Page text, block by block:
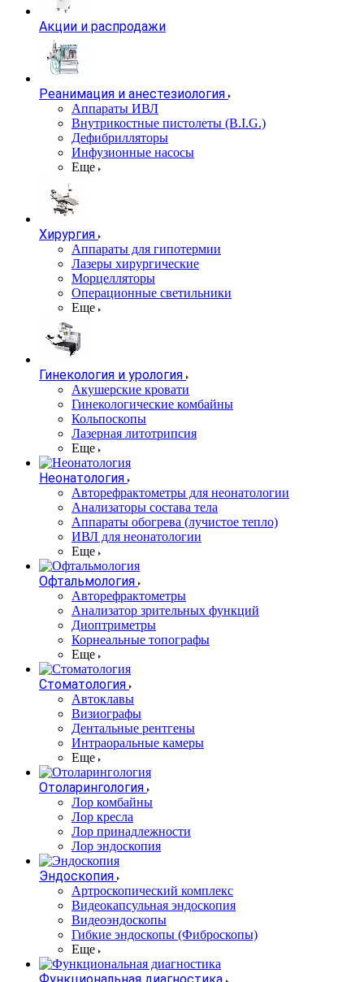
Акции и распродажи
Реанимация и анестезиология
Аппараты ИВЛ
Внутрикостные пистолеты (B.I.G.)
Дефибрилляторы
Инфузионные насосы
Еще
Хирургия
Аппараты для гипотермии
Лазеры хирургические
Морцелляторы
Операционные светильники
Еще
Гинекология и урология
Акушерские кровати
Гинекологические комбайны
Кольпоскопы
Лазерная литотрипсия
Еще
Неонатология
Авторефрактометры для неонатологии
Анализаторы состава тела
Аппараты обогрева (лучистое тепло)
ИВЛ для неонатологии
Еще
Офтальмология
Авторефрактометры
Анализатор зрительных функций
Диоптриметры
Корнеальные топографы
Еще
Стоматология
Автоклавы
Визиографы
Дентальные рентгены
Интраоральные камеры
Еще
Отоларингология
Лор комбайны
Лор кресла
Лор принадлежности
Лор эндоскопия
Эндоскопия
Артроскопический комплекс
Видеокапсульная эндоскопия
Видеоэндоскопы
Гибкие эндоскопы (Фиброcкопы)
Еще